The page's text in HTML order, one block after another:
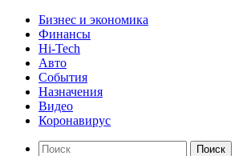
Бизнес и экономика
Финансы
Hi-Tech
Авто
События
Назначения
Видео
Коронавирус
Поиск